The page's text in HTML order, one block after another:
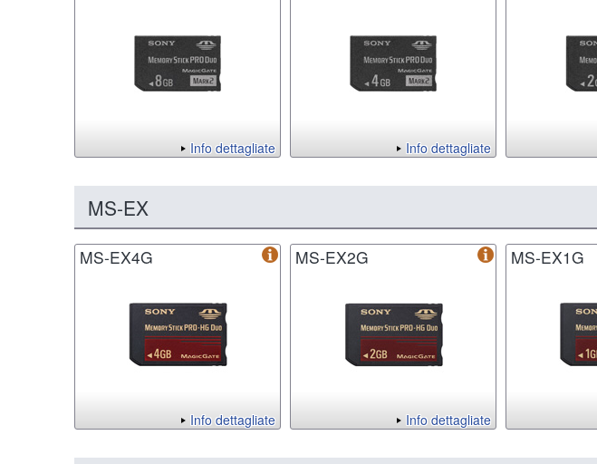
Info dettagliate Info dettagliate
MS-EX
MS-EX4G
Info dettagliate
MS-EX2G
Info dettagliate
MS-EX1G